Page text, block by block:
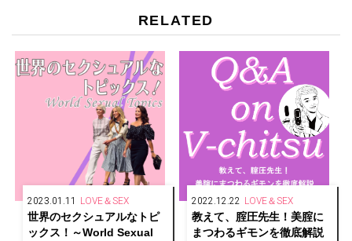
RELATED
2023.01.11 LOVE＆SEX
世界のセクシュアルなトピ
ックス！～World Sexual
2022.12.22 LOVE＆SEX
教えて、腟圧先生！美腟に
まつわるギモンを徹底解説